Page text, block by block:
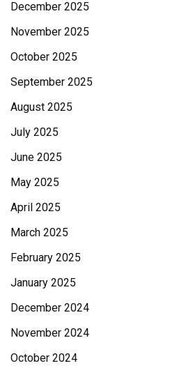
December 2025
November 2025
October 2025
September 2025
August 2025
July 2025
June 2025
May 2025
April 2025
March 2025
February 2025
January 2025
December 2024
November 2024
October 2024